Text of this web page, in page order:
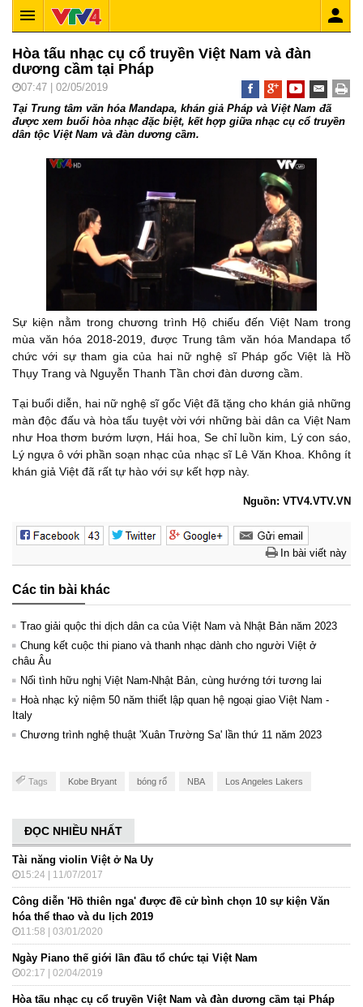
Hòa tấu nhạc cụ cổ truyền Việt Nam và đàn
dương cầm tại Pháp
07:47 | 02/05/2019
Tại Trung tâm văn hóa Mandapa, khán giả Pháp và Việt Nam đã
được xem buổi hòa nhạc đặc biệt, kết hợp giữa nhạc cụ cổ truyền
dân tộc Việt Nam và đàn dương cầm.
Sự kiện nằm trong chương trình Hộ chiếu đến Việt Nam trong
mùa văn hóa 2018-2019, được Trung tâm văn hóa Mandapa tổ
chức với sự tham gia của hai nữ nghệ sĩ Pháp gốc Việt là Hồ
Thụy Trang và Nguyễn Thanh Tần chơi đàn dương cầm.
Tại buổi diễn, hai nữ nghệ sĩ gốc Việt đã tặng cho khán giả những
màn độc đấu và hòa tấu tuyệt vời với những bài dân ca Việt Nam
như Hoa thơm bướm lượn, Hái hoa, Se chỉ luồn kim, Lý con sáo,
Lý ngựa ô với phần soạn nhạc của nhạc sĩ Lê Văn Khoa. Không ít
khán giả Việt đã rất tự hào với sự kết hợp này.
Nguồn: VTV4.VTV.VN
In bài viết này
Các tin bài khác
Trao giải quộc thi dịch dân ca của Việt Nam và Nhật Bản năm 2023
Chung kết cuộc thi piano và thanh nhạc dành cho người Việt ở
châu Âu
Nối tình hữu nghị Việt Nam-Nhật Bản, cùng hướng tới tương lai
Hoà nhạc kỷ niệm 50 năm thiết lập quan hệ ngoại giao Việt Nam -
Italy
Chương trình nghệ thuật 'Xuân Trường Sa' lần thứ 11 năm 2023
Tags Kobe Bryant bóng rổ NBA Los Angeles Lakers
ĐỌC NHIỀU NHẤT
Tài năng violin Việt ở Na Uy
15:24 | 11/07/2017
Công diễn 'Hồ thiên nga' được đề cử bình chọn 10 sự kiện Văn
hóa thể thao và du lịch 2019
11:58 | 03/01/2020
Ngày Piano thế giới lần đầu tổ chức tại Việt Nam
02:17 | 02/04/2019
Hòa tấu nhạc cụ cổ truyền Việt Nam và đàn dương cầm tại Pháp